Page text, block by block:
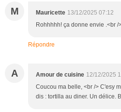
M Mauricette 13/12/2025 07:12
Rohhhhh! ça donne envie .<br /
Répondre
A Amour de cuisine 12/12/2025
Coucou ma belle, <br /> C'esy
dis : tortilla au diner. Un délice.